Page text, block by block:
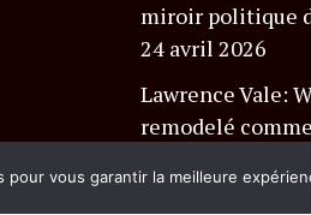
miroir politique
24 avril 2026
Lawrence Vale:
remodelé
24 avril 2026
pour vous garantir la meilleure